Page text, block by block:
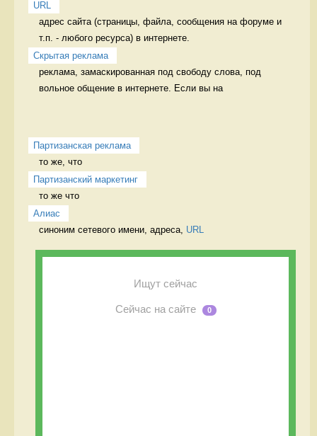
URL
адрес сайта (страницы, файла, сообщения на форуме и
т.п. - любого ресурса) в интернете.
Скрытая реклама
реклама, замаскированная под свободу слова, под
вольное общение в интернете. Если вы на
Партизанская реклама
то же, что
Партизанский маркетинг
то же что
Алиас
синоним сетевого имени, адреса, URL
Ищут сейчас
Сейчас на сайте 0